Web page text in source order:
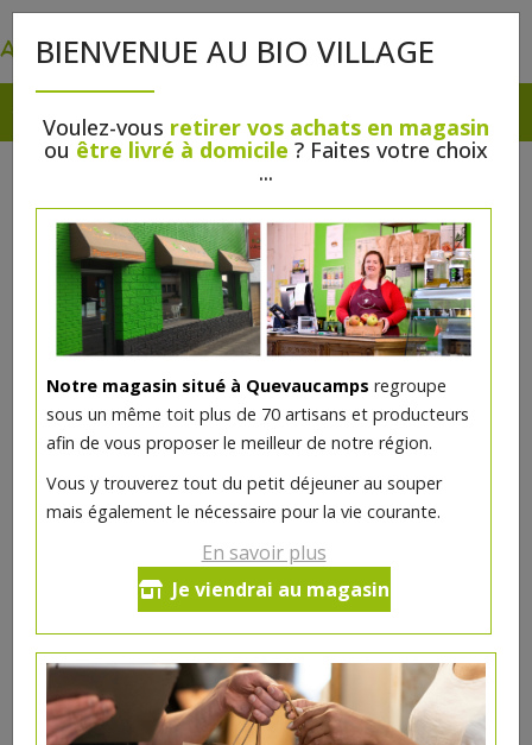
BIENVENUE AU BIO VILLAGE
Voulez-vous retirer vos achats en magasin
ou être livré à domicile ? Faites votre choix
...
Notre magasin situé à Quevaucamps regroupe
sous un même toit plus de 70 artisans et producteurs
afin de vous proposer le meilleur de notre région.
Vous y trouverez tout du petit déjeuner au souper
mais également le nécessaire pour la vie courante.
En savoir plus
Je viendrai au magasin
Porte blaireau de rasage
8.99€/pc
Ce produit est indisponible pour le moment.
DANS LA MÊME CATÉGORIE ...